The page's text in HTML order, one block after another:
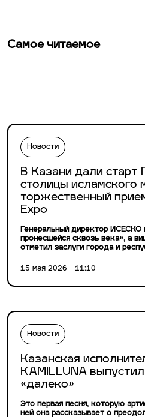
Самое читаемое
Новости
В Казани дали старт
столицы исламского
торжественный
Expo
Генеральный директор ИСЕСКО
пронесшейся сквозь века», а
отметил заслуги города и
15 мая 2026 - 11:10
Новости
Казанская
KAMILLUNA
«далеко»
Это первая песня, которую
ней она рассказывает о